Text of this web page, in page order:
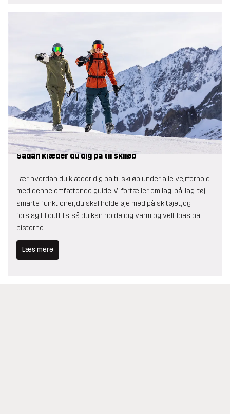
Sådan klæder du dig på til skiløb
Lær, hvordan du klæder dig på til skiløb under alle vejrforhold
med denne omfattende guide. Vi fortæller om lag-på-lag-tøj,
smarte funktioner, du skal holde øje med på skitøjet, og
forslag til outfits, så du kan holde dig varm og veltilpas på
pisterne.
Læs mere